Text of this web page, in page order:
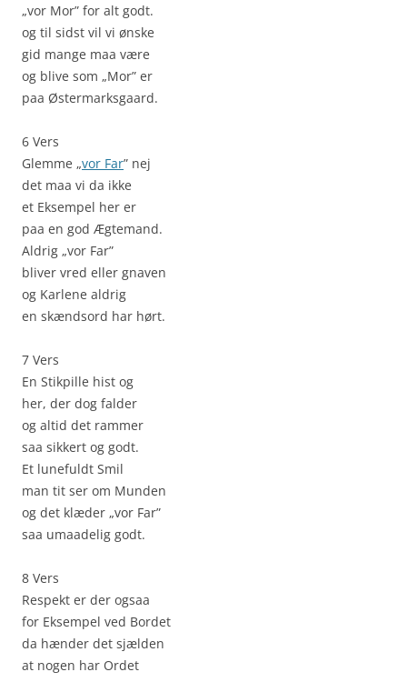
„vor Mor” for alt godt.
og til sidst vil vi ønske
gid mange maa være
og blive som „Mor” er
paa Østermarksgaard.
6 Vers
Glemme „vor Far” nej
det maa vi da ikke
et Eksempel her er
paa en god Ægtemand.
Aldrig „vor Far”
bliver vred eller gnaven
og Karlene aldrig
en skændsord har hørt.
7 Vers
En Stikpille hist og
her, der dog falder
og altid det rammer
saa sikkert og godt.
Et lunefuldt Smil
man tit ser om Munden
og det klæder „vor Far”
saa umaadelig godt.
8 Vers
Respekt er der ogsaa
for Eksempel ved Bordet
da hænder det sjælden
at nogen har Ordet